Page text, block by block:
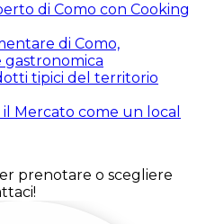
di Como con Cooking
di Como,
gastronomica
tipici del territorio
Mercato come un local
prenotare o scegliere